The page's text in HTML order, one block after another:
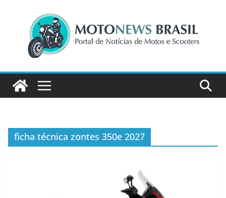
conteúdo
ficha técnica zontes 350e 2027